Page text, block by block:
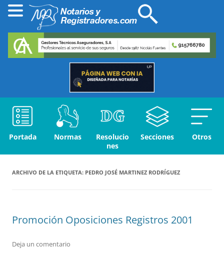
Portada Normas
Resolucio
nes
Secciones Otros
ARCHIVO DE LA ETIQUETA: PEDRO JOSÉ MARTINEZ RODRÍGUEZ
Promoción Oposiciones Registros 2001
Deja un comentario